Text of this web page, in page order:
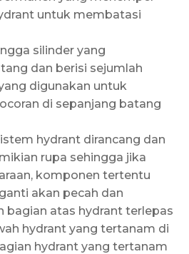
untuk membatasi
silinder yang
dan berisi sejumlah
digunakan untuk
di sepanjang batang
hydrant dirancang dan
rupa sehingga jika
komponen tertentu
akan pecah dan
bagian atas hydrant terlepas
hydrant yang tertanam di
hydrant yang tertanam